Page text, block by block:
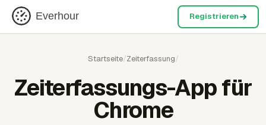
Everhour Registrieren
Startseite/Zeiterfassung/
Zeiterfassungs-App für
Chrome